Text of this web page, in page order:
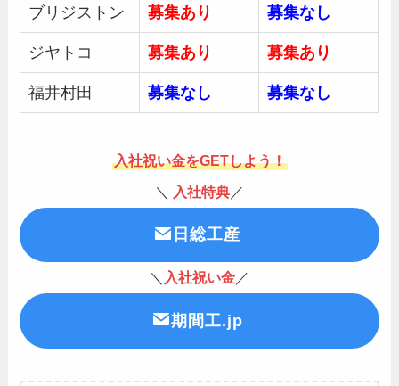
ブリジストン 募集あり 募集なし
ジヤトコ 募集あり 募集あり
福井村田 募集なし 募集なし
入社祝い金をGETしよう！
＼
入社特典 ／
日総工産
＼ 入社祝い金 ／
期間工.jp